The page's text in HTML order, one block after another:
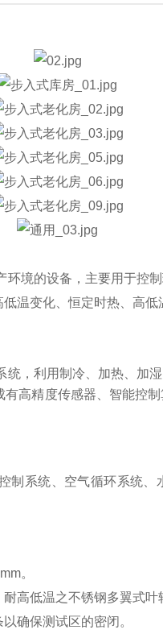
环境的设备，主要用于控
温变化、恒定时热、高低
统，利用制冷、加热、加
高精度传感器、智能控
制系统、空气循环系统
。
高低温之不锈钢多翼式叶
确保测试区的密闭。